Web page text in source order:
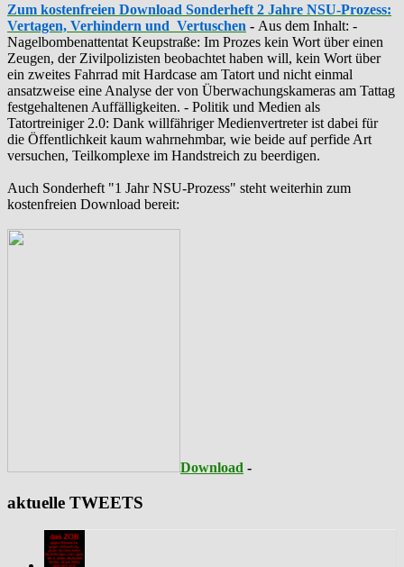
Zum kostenfreien Download Sonderheft 2 Jahre NSU-Prozess:
Vertagen, Verhindern und Vertuschen - Aus dem Inhalt: -
‪Nagelbombenattentat‬ ‎Keupstraße‬: Im Prozes kein Wort über einen
Zeugen, der Zivilpolizisten beobachtet haben will, kein Wort über
ein zweites Fahrrad mit Hardcase am Tatort und nicht einmal
ansatzweise eine Analyse der von Überwachungskameras am Tattag
festgehaltenen Auffälligkeiten. - Politik und Medien als
‪Tatortreiniger‬ 2.0: Dank willfähriger Medienvertreter ist dabei für
die Öffentlichkeit kaum wahrnehmbar, wie beide auf perfide Art
versuchen, Teilkomplexe im Handstreich zu beerdigen.
Auch Sonderheft "1 Jahr NSU-Prozess" steht weiterhin zum
kostenfreien Download bereit:
Download -
aktuelle TWEETS